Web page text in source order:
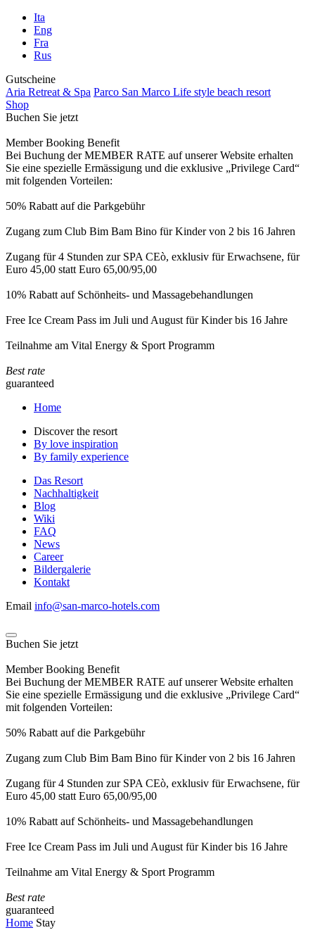
Ita
Eng
Fra
Rus
Gutscheine
Aria Retreat & Spa Parco San Marco Life style beach resort
Shop
Buchen Sie jetzt
Member Booking Benefit
Bei Buchung der MEMBER RATE auf unserer Website erhalten
Sie eine spezielle Ermässigung und die exklusive „Privilege Card“
mit folgenden Vorteilen:
50% Rabatt auf die Parkgebühr
Zugang zum Club Bim Bam Bino für Kinder von 2 bis 16 Jahren
Zugang für 4 Stunden zur SPA CEò, exklusiv für Erwachsene, für
Euro 45,00 statt Euro 65,00/95,00
10% Rabatt auf Schönheits- und Massagebehandlungen
Free Ice Cream Pass im Juli und August für Kinder bis 16 Jahre
Teilnahme am Vital Energy & Sport Programm
Best rate
guaranteed
Home
Discover the resort
By love inspiration
By family experience
Das Resort
Nachhaltigkeit
Blog
Wiki
FAQ
News
Career
Bildergalerie
Kontakt
Email info@san-marco-hotels.com
Buchen Sie jetzt
Member Booking Benefit
Bei Buchung der MEMBER RATE auf unserer Website erhalten
Sie eine spezielle Ermässigung und die exklusive „Privilege Card“
mit folgenden Vorteilen:
50% Rabatt auf die Parkgebühr
Zugang zum Club Bim Bam Bino für Kinder von 2 bis 16 Jahren
Zugang für 4 Stunden zur SPA CEò, exklusiv für Erwachsene, für
Euro 45,00 statt Euro 65,00/95,00
10% Rabatt auf Schönheits- und Massagebehandlungen
Free Ice Cream Pass im Juli und August für Kinder bis 16 Jahre
Teilnahme am Vital Energy & Sport Programm
Best rate
guaranteed
Home Stay